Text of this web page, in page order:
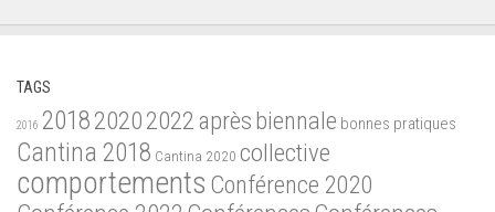
TAGS
2016 201820202022aprèsbiennale bonnes pratiques
Cantina 2018 Cantina 2020 collective
comportements Conférence 2020